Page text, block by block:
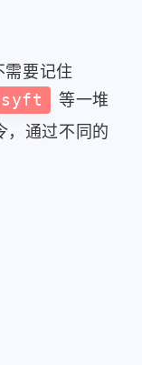
要记住
syft
等一堆
，通过不同的